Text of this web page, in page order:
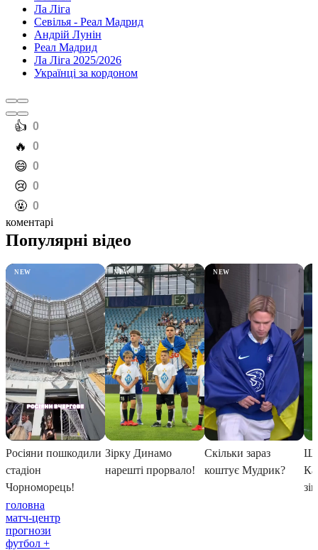
Ла Ліга
Севілья - Реал Мадрид
Андрій Лунін
Реал Мадрид
Ла Ліга 2025/2026
Українці за кордоном
️👍 0
️🔥 0
️😄 0
️😢 0
️🤬 0
коментарі
головна
матч-центр
прогнози
футбол +